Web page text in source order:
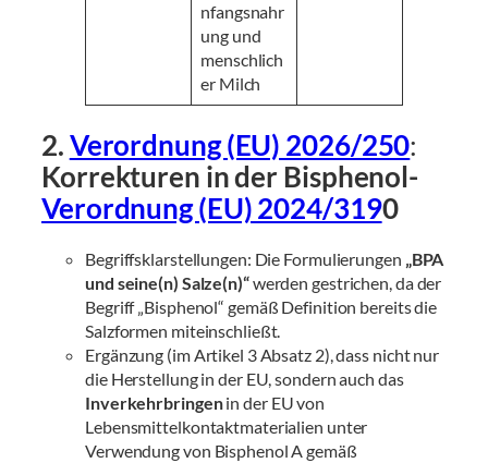
nfangsnahr
ung und
menschlich
er Milch
2.Verordnung (EU) 2026/250:
Korrekturen in der Bisphenol-
Verordnung (EU) 2024/3190
Begriffsklarstellungen: Die Formulierungen „BPA
und seine(n) Salze(n)“werden gestrichen, da der
Begriff „Bisphenol“ gemäß Definition bereits die
Salzformen miteinschließt.
Ergänzung (im Artikel 3 Absatz 2), dass nicht nur
die Herstellung in der EU, sondern auch das
Inverkehrbringenin der EU von
Lebensmittelkontaktmaterialien unter
Verwendung von Bisphenol A gemäß